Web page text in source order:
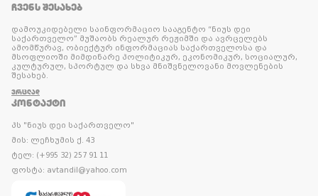
ᲩᲕᲔᲜᲡ ᲨᲔᲡᲐᲮᲔᲑ
დამოუკიდებელი საინფორმაციო სააგენტო “ნიუს დეი
საქართველო” მუშაობს რეალურ რეჟიმში და ავრცელებს
ამომწურავ, ობიექტურ ინფორმაციას საქართველოსა და
მსოფლიოში მიმდინარე პოლიტიკურ, ეკონომიკურ, სოციალურ,
კულტურულ, სპორტულ და სხვა მნიშვნელოვანი მოვლენების
შესახებ.
ᲕᲠᲪᲚᲐᲓ
ᲙᲝᲜᲢᲐᲥᲢᲘ
პს "ნიუს დეი საქართველო"
მის: ლეჩხუმის ქ. 43
ტელ: (+995 32) 257 91 11
ფოსტა: avtandil@yahoo.com